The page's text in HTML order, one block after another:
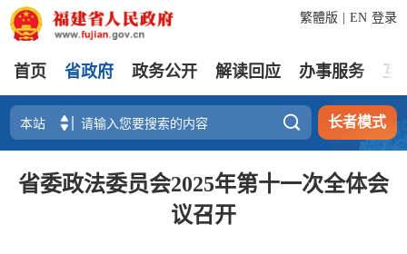
登录
繁體版 EN
首页 省政府 政务公开 解读回应 办事服务 互
 长者模式
省委政法委员会2025年第十一次全体会
议召开